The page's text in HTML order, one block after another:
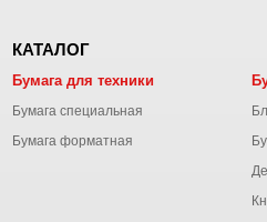
КАТАЛОГ
Бумага для техники
Бумага специальная
Бумага форматная